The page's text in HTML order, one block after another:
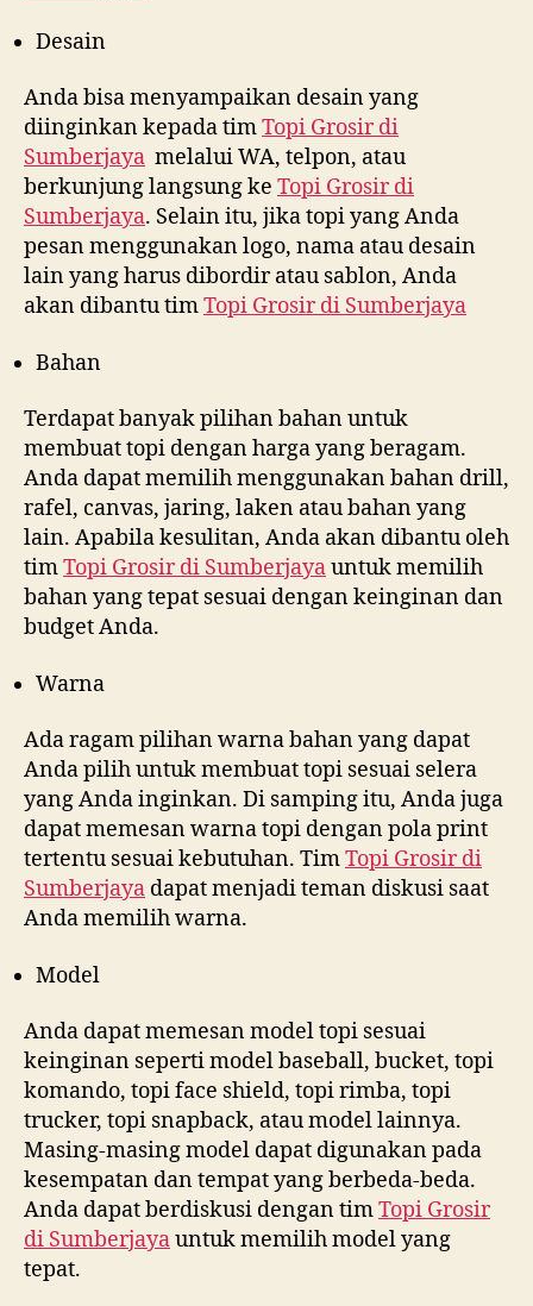
Desain
Anda bisa menyampaikan desain yang
diinginkan kepada timTopi Grosir di
Sumberjaya melalui WA, telpon, atau
berkunjung langsung ke Topi Grosir di
Sumberjaya. Selain itu, jika topi yang Anda
pesan menggunakan logo, nama atau desain
lain yang harus dibordir atau sablon, Anda
akan dibantu timTopi Grosir di Sumberjaya
Bahan
Terdapat banyak pilihan bahan untuk
membuat topi dengan harga yang beragam.
Anda dapat memilih menggunakan bahan drill,
rafel, canvas, jaring, laken atau bahan yang
lain. Apabila kesulitan, Anda akan dibantu oleh
timTopi Grosir di Sumberjayauntuk memilih
bahan yang tepat sesuai dengan keinginan dan
budget Anda.
Warna
Ada ragam pilihan warna bahan yang dapat
Anda pilih untuk membuat topi sesuai selera
yang Anda inginkan. Di samping itu, Anda juga
dapat memesan warna topi dengan pola print
tertentu sesuai kebutuhan. TimTopi Grosir di
Sumberjaya dapat menjadi teman diskusi saat
Anda memilih warna.
Model
Anda dapat memesan model topi sesuai
keinginan seperti model baseball, bucket, topi
komando, topi face shield, topi rimba, topi
trucker, topi snapback, atau model lainnya.
Masing-masing model dapat digunakan pada
kesempatan dan tempat yang berbeda-beda.
Anda dapat berdiskusi dengan timTopi Grosir
di Sumberjayauntuk memilih model yang
tepat.